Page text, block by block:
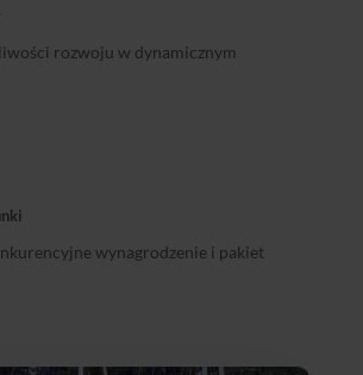
rozwoju w dynamicznym
wynagrodzenie i pakiet